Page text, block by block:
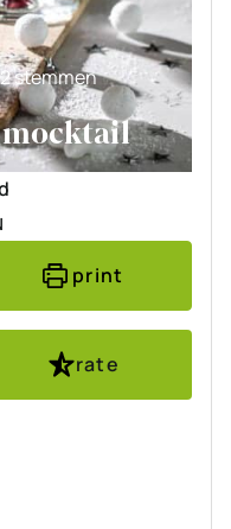
2stemmen
print
rate